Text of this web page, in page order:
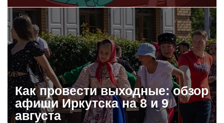
Как провести выходные: обзор
афиши Иркутска на 8 и 9
августа